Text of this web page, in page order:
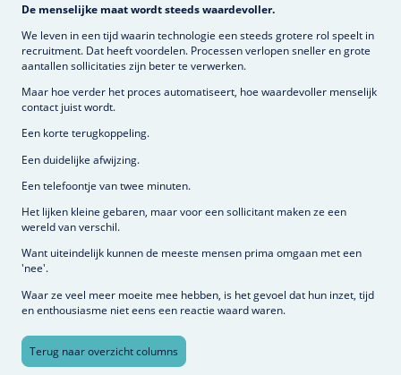
De menselijke maat wordt steeds waardevoller.
We leven in een tijd waarin technologie een steeds grotere rol speelt in
recruitment. Dat heeft voordelen. Processen verlopen sneller en grote
aantallen sollicitaties zijn beter te verwerken.
Maar hoe verder het proces automatiseert, hoe waardevoller menselijk
contact juist wordt.
Een korte terugkoppeling.
Een duidelijke afwijzing.
Een telefoontje van twee minuten.
Het lijken kleine gebaren, maar voor een sollicitant maken ze een
wereld van verschil.
Want uiteindelijk kunnen de meeste mensen prima omgaan met een
'nee'.
Waar ze veel meer moeite mee hebben, is het gevoel dat hun inzet, tijd
en enthousiasme niet eens een reactie waard waren.
Terug naar overzicht columns